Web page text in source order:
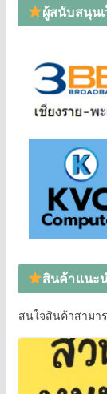
ผู้สนับสนุน
สินค้าแนะ
สนใจสินค้าสามา